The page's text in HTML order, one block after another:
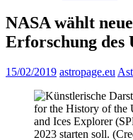
NASA wählt
Erforschung des
15/02/2019 astropage.eu